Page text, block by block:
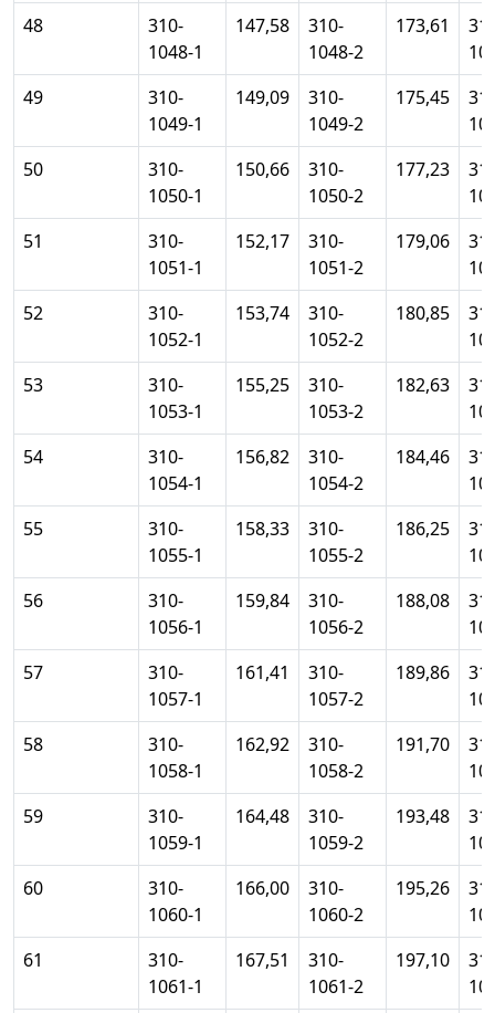
48
310-
1048-1
147,58
310-
1048-2
173,61
49
310-
1049-1
149,09
310-
1049-2
175,45
50
310-
1050-1
150,66
310-
1050-2
177,23
51
310-
1051-1
152,17
310-
1051-2
179,06
52
310-
1052-1
153,74
310-
1052-2
180,85
53
310-
1053-1
155,25
310-
1053-2
182,63
54
310-
1054-1
156,82
310-
1054-2
184,46
55
310-
1055-1
158,33
310-
1055-2
186,25
56
310-
1056-1
159,84
310-
1056-2
188,08
57
310-
1057-1
161,41
310-
1057-2
189,86
58
310-
1058-1
162,92
310-
1058-2
191,70
59
310-
1059-1
164,48
310-
1059-2
193,48
60
310-
1060-1
166,00
310-
1060-2
195,26
61
310-
1061-1
167,51
310-
1061-2
197,10